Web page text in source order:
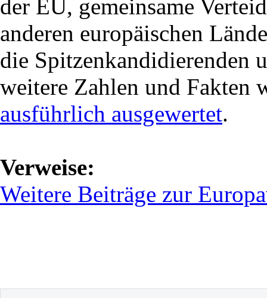
der EU, gemeinsame
anderen europäischen
die Spitzenkandidierenden
weitere Zahlen und Fakten
ausführlich ausgewertet.
Verweise:
Weitere Beiträge zur